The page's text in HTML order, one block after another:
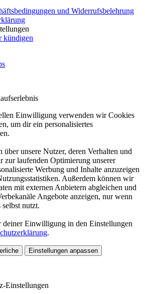
und Widerrufsbelehrung
kündigen
Einwilligung verwenden wir Cookies
um dir ein personalisiertes
über unsere Nutzer, deren Verhalten und
zur laufenden Optimierung unserer
Werbung und Inhalte anzuzeigen
Außerdem können wir
mit externen Anbietern abgleichen und
Angebote anzeigen, nur wenn
nutzt.
Einwilligung in den Einstellungen
.
Einstellungen anpassen
Einstellungen